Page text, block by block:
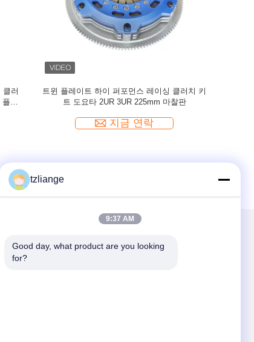
클러
플레
트윈 플레이트 하이 퍼포먼스 레이싱 클러치 키
트 도요타 2UR 3UR 225mm 마찰판
지금 연락
우리를 메일
tzliange
9:37 AM
Good day, what product are you looking
for?